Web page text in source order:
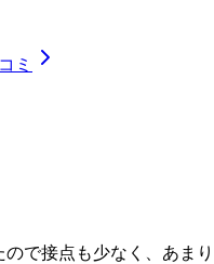
ミ
で接点も少なく、あまり